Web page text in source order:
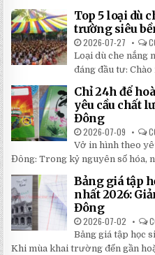
Top 5 loại dù
trường siêu
2026-07-27
Loại dù che nắng
đáng đầu tư:
Chỉ 24h để
yêu cầu chất
Đông
2026-07-09
Vở in hình theo
Đông: Trong kỷ nguyên số hóa,
Bảng giá tập
nhất 2026:
Đông
2026-07-02
Bảng giá tập học
Khi mùa khai trường đến gần